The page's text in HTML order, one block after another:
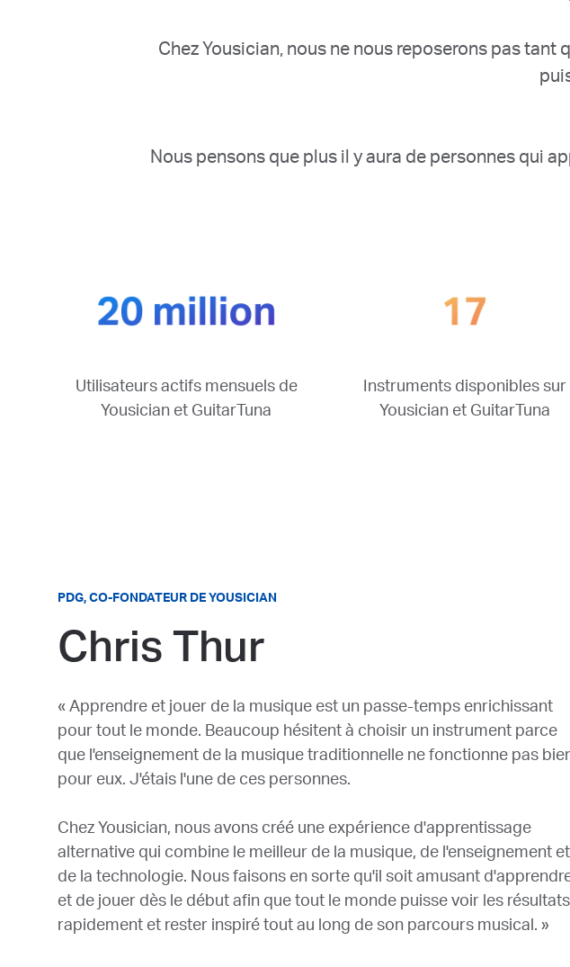
Chez Yousician, nous ne nous reposerons pas
Nous pensons que plus il y aura de personnes qui
Utilisateurs actifs mensuels de
Yousician et GuitarTuna
Instruments disponibles sur
Yousician et GuitarTuna
PDG, CO-FONDATEUR DE YOUSICIAN
Chris Thur
« Apprendre et jouer de la musique est un passe-temps enrichissant
pour tout le monde. Beaucoup hésitent à choisir un instrument parce
que l'enseignement de la musique traditionnelle ne fonctionne pas
pour eux. J'étais l'une de ces personnes.
Chez Yousician, nous avons créé une expérience d'apprentissage
alternative qui combine le meilleur de la musique, de l'enseignement et
de la technologie. Nous faisons en sorte qu'il soit amusant
et de jouer dès le début afin que tout le monde puisse voir les résultats
rapidement et rester inspiré tout au long de son parcours musical. »